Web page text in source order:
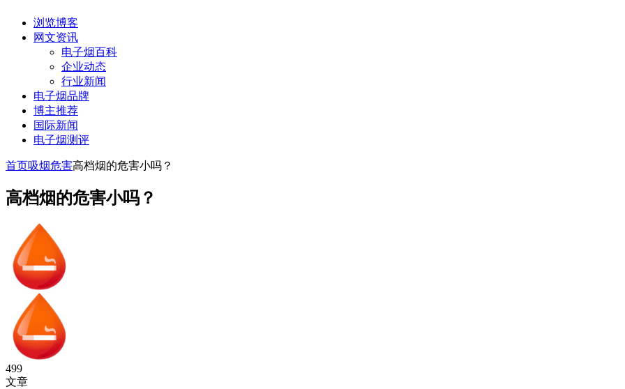
浏览博客
网文资讯
电子烟百科
企业动态
行业新闻
电子烟品牌
博主推荐
国际新闻
电子烟测评
首页吸烟危害高档烟的危害小吗？
高档烟的危害小吗？
499
文章